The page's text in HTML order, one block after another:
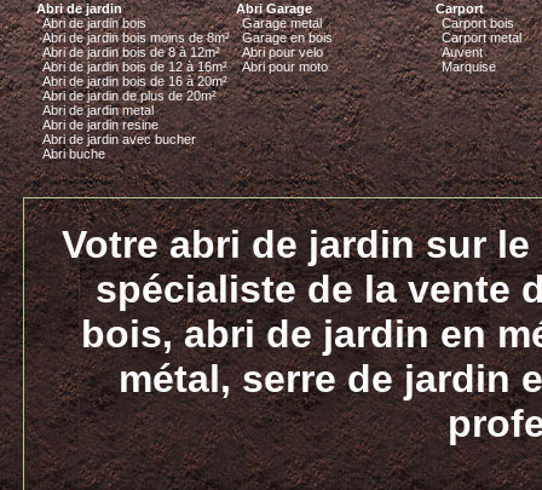
Abri de jardin
Abri de jardin bois
Abri de jardin bois moins de 8m²
Abri de jardin bois de 8 à 12m²
Abri de jardin bois de 12 à 16m²
Abri de jardin bois de 16 à 20m²
Abri de jardin de plus de 20m²
Abri de jardin metal
Abri de jardin resine
Abri de jardin avec bucher
Abri buche
Abri Garage
Garage metal
Garage en bois
Abri pour velo
Abri pour moto
Carport
Carport bois
Carport metal
Auvent
Marquise
Votre abri de jardin sur
spécialiste de la vente
bois, abri de jardin en
métal, serre de jardin